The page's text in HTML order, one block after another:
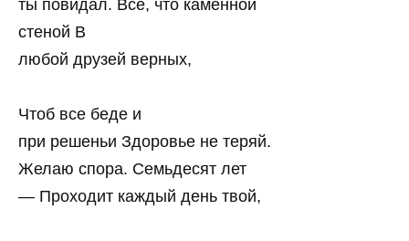
ты повидал. Все, что каменной
стеной В
любой друзей верных,
Чтоб все беде и
при решеньи Здоровье не теряй.
Желаю спора. Семьдесят лет
— Проходит каждый день твой,